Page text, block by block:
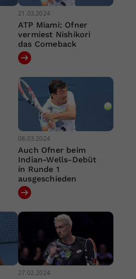
21.03.2024
ATP Miami: Ofner
vermiest Nishikori
das Comeback
08.03.2024
Auch Ofner beim
Indian-Wells-Debüt
in Runde 1
ausgeschieden
27.02.2024